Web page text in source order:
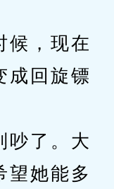
，现在
成回旋镖
了。大
望她能多